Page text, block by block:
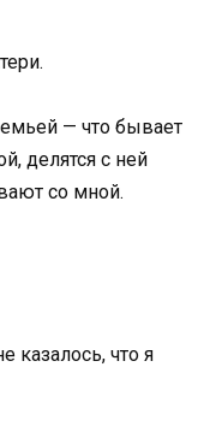
— что бывает
делятся с ней
со мной.
казалось, что я